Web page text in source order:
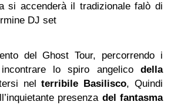
si accenderà il tradizionale falò di
DJ set
del Ghost Tour, percorrendo i
lo spiro angelico della
nel terribile Basilisco, Quindi
presenza del fantasma